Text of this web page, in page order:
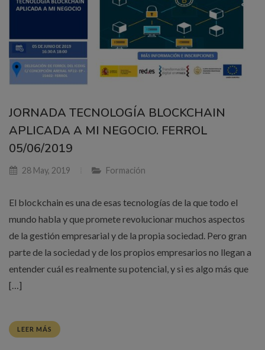
JORNADA TECNOLOGÍA BLOCKCHAIN
APLICADA A MI NEGOCIO. FERROL
05/06/2019
28 May, 2019 Formación
El blockchain es una de esas tecnologías de la que todo el
mundo habla y que promete revolucionar muchos aspectos
de la gestión empresarial y de la propia sociedad. Pero gran
parte de la sociedad y de los propios empresarios no llegan a
entender cuál es realmente su potencial, y si es algo más que
[…]
LEER MÁS